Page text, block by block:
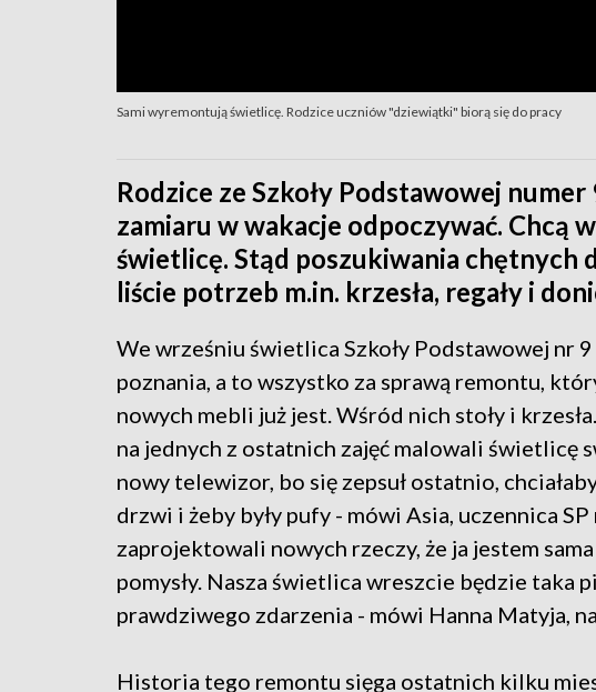
Sami wyremontują świetlicę. Rodzice uczniów "dziewiątki" biorą się do pracy
Rodzice ze Szkoły Podstawowej
zamiaru w wakacje odpoczywać. Chcą
świetlicę. Stąd poszukiwania chętnych
liście potrzeb m.in. krzesła, regały i
We wrześniu świetlica Szkoły Podstawowej nr
poznania, a to wszystko za sprawą remontu,
nowych mebli już jest. Wśród nich stoły i
na jednych z ostatnich zajęć malowali świetlicę
nowy telewizor, bo się zepsuł ostatnio,
drzwi i żeby były pufy - mówi Asia, uczennica
zaprojektowali nowych rzeczy, że ja jestem
pomysły. Nasza świetlica wreszcie będzie taka
prawdziwego zdarzenia - mówi Hanna Matyja,
Historia tego remontu sięga ostatnich kilku